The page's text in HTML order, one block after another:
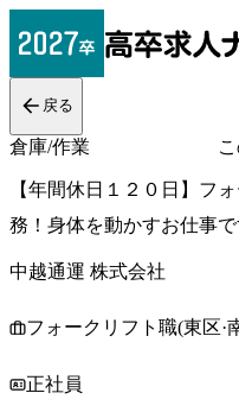
戻る
倉庫/作業
【年間休日１２０日】フ
務！身体を動かすお仕事で
中越通運 株式会社
フォークリフト職(東区·
正社員